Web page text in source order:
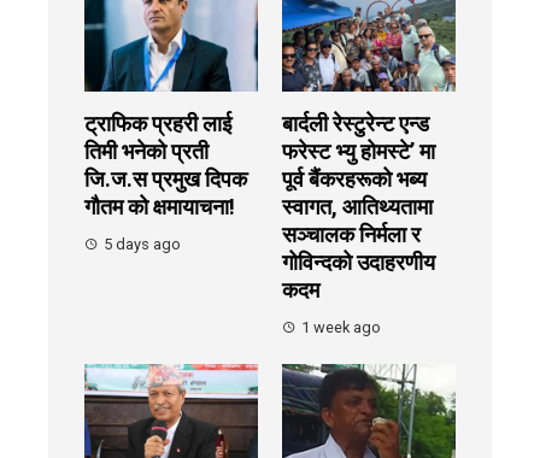
ट्राफिक प्रहरी लाई
तिमी भनेको प्रती
जि.ज.स प्रमुख दिपक
गौतम को क्षमायाचना!
5 days ago
बार्दली रेस्टुरेन्ट एन्ड
फरेस्ट भ्यु होमस्टे’ मा
पूर्व बैंकरहरूको भब्य
स्वागत, आतिथ्यतामा
सञ्चालक निर्मला र
गोविन्दको उदाहरणीय
कदम
1 week ago